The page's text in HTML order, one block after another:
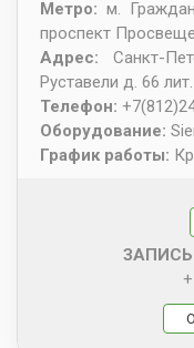
Метро: м.
проспект
Адрес: Санкт-
Руставели д. 66
Телефон:
Оборудование:
График работы: